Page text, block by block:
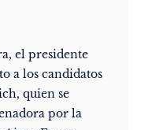
el presidente
a los candidatos
quien se
por la